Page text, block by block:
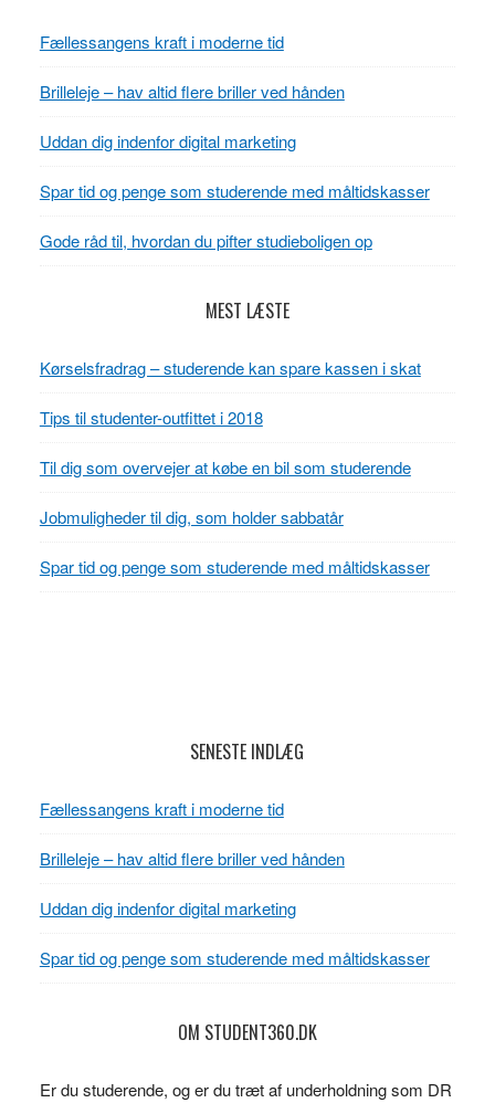
Fællessangens kraft i moderne tid
Brilleleje – hav altid flere briller ved hånden
Uddan dig indenfor digital marketing
Spar tid og penge som studerende med måltidskasser
Gode råd til, hvordan du pifter studieboligen op
MEST LÆSTE
Kørselsfradrag – studerende kan spare kassen i skat
Tips til studenter-outfittet i 2018
Til dig som overvejer at købe en bil som studerende
Jobmuligheder til dig, som holder sabbatår
Spar tid og penge som studerende med måltidskasser
SENESTE INDLÆG
Fællessangens kraft i moderne tid
Brilleleje – hav altid flere briller ved hånden
Uddan dig indenfor digital marketing
Spar tid og penge som studerende med måltidskasser
OM STUDENT360.DK
Er du studerende, og er du træt af underholdning som DR